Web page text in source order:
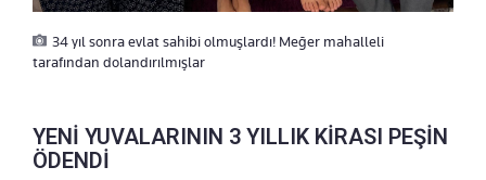
34 yıl sonra evlat sahibi olmuşlardı! Meğer mahalleli
tarafından dolandırılmışlar
YENİ YUVALARININ 3 YILLIK KİRASI PEŞİN
ÖDENDİ